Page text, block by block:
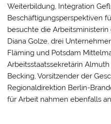
Weiterbildung, Integration
Beschäftigungsperspektiven
besuchte die
Diana Golze, drei
Fläming und Potsdam
Arbeitsstaatssekretärin
Becking, Vorsitzender der
Regionaldirektion Berlin-
für Arbeit nahmen ebenfalls